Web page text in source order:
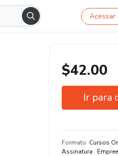
Acessar
$42.00
Ir para
Formato: Cursos
Assinatura .